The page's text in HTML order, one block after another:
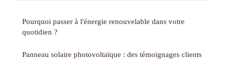
Pourquoi passer à l'énergie renouvelable dans votre
quotidien ?
Panneau solaire photovoltaïque : des témoignages clients